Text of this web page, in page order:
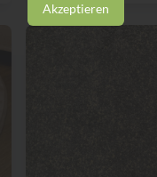
Akzeptieren